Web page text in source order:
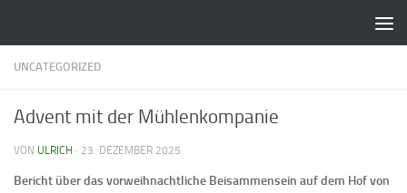
UNCATEGORIZED
Advent mit der Mühlenkompanie
VON ULRICH · 23. DEZEMBER 2025
Bericht über das vorweihnachtliche Beisammensein auf dem Hof von